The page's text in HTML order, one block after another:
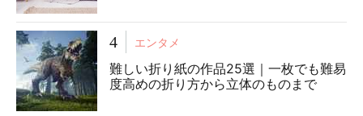
4 エンタメ
難しい折り紙の作品25選｜一枚でも難易
度高めの折り方から立体のものまで